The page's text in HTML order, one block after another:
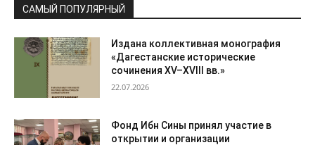
САМЫЙ ПОПУЛЯРНЫЙ
Издана коллективная монография
«Дагестанские исторические
сочинения XV–XVIII вв.»
22.07.2026
Фонд Ибн Сины принял участие в
открытии и организации